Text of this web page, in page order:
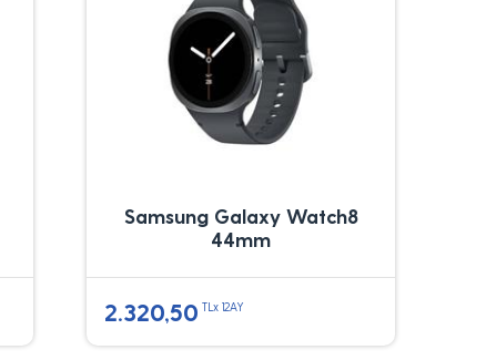
Samsung Galaxy Watch8
44mm
2.320,50 TLx 12AY